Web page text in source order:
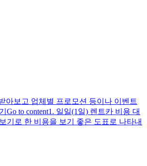
아보고 업체별 프로모션 등이나 이벤트
to content1. 일일(1일) 렌트카 비용 대
기로 한 비용을 보기 좋은 도표로 나타내